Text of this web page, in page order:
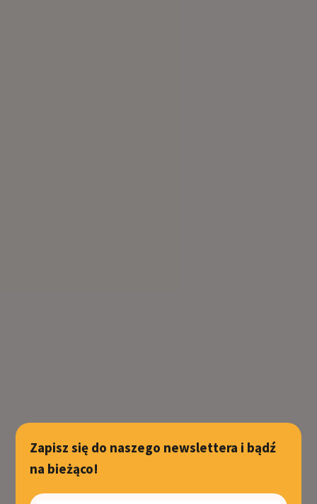
Zapisz się do naszego newslettera i bądź
na bieżąco!